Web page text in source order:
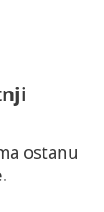
ostanu